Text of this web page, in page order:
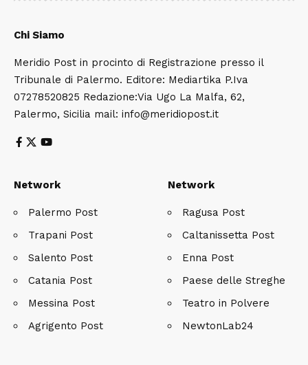
Chi Siamo
Meridio Post in procinto di Registrazione presso il
Tribunale di Palermo. Editore: Mediartika P.Iva
07278520825 Redazione:Via Ugo La Malfa, 62,
Palermo, Sicilia mail: info@meridiopost.it
Network
Palermo Post
Trapani Post
Salento Post
Catania Post
Messina Post
Agrigento Post
Network
Ragusa Post
Caltanissetta Post
Enna Post
Paese delle Streghe
Teatro in Polvere
NewtonLab24